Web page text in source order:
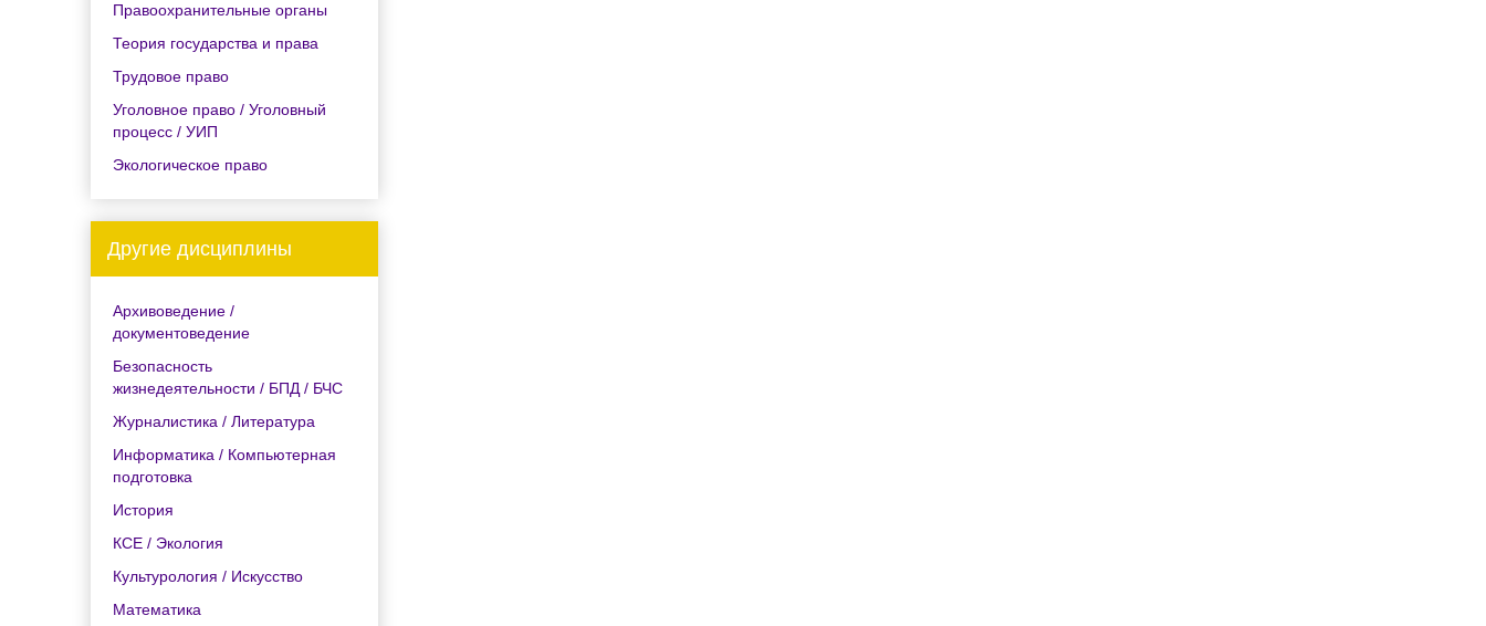
Правоохранительные органы
Теория государства и права
Трудовое право
Уголовное право / Уголовный
процесс / УИП
Экологическое право
Другие дисциплины
Архивоведение /
документоведение
Безопасность
жизнедеятельности / БПД / БЧС
Журналистика / Литература
Информатика / Компьютерная
подготовка
История
КСЕ / Экология
Культурология / Искусство
Математика